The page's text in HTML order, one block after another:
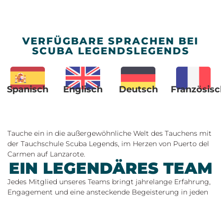
VERFÜGBARE SPRACHEN BEI
SCUBA LEGENDSLEGENDS
Spanisch Englisch Deutsch
Tauche ein in die außergewöhnliche Welt des Tauchens mit
der Tauchschule Scuba Legends, im Herzen von Puerto del
Carmen auf Lanzarote.
EIN LEGENDÄRES TEAM
Jedes Mitglied unseres Teams bringt jahrelange Erfahrung,
Engagement und eine ansteckende Begeisterung in jeden